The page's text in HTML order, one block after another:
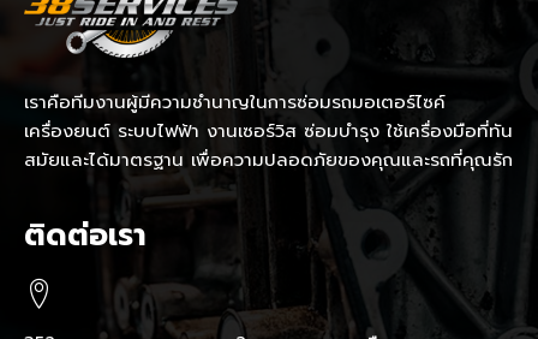
เราคือทีมงานผู้มีความชำนาญในการซ่อมรถมอเตอร์ไซค์
เครื่องยนต์ ระบบไฟฟ้า งานเซอร์วิส ซ่อมบำรุง ใช้เครื่องมือที่ทัน
สมัยและได้มาตรฐาน เพื่อความปลอดภัยของคุณและรถที่คุณรัก
ติดต่อเรา